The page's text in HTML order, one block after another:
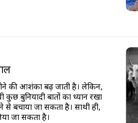
की आशंका बढ़ जाती है। लेकिन,
बुनियादी बातों का ध्यान रखा
से बचाया जा सकता है। साथी ही,
जा सकता है।